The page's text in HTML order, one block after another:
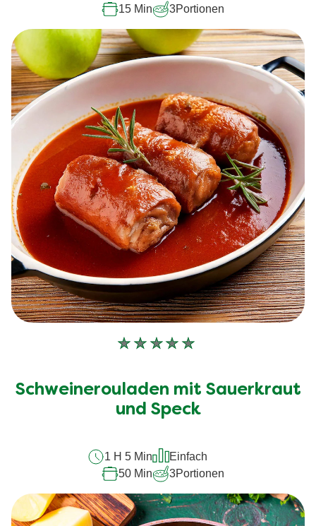
15 Min
3Portionen
Keine
für
dieses
Schweinerouladen mit Sauerkraut
und Speck
1 H 5 Min
Einfach
50 Min
3Portionen